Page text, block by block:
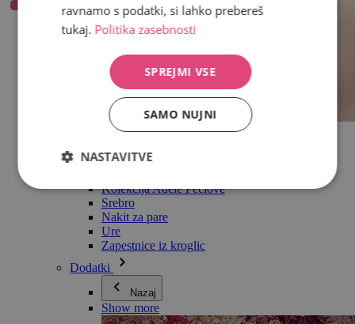
Vse v kategoriji Nakit
Zapestnice
Kolekcija Adéle Pečlové
Srebro
Nakit za pare
Ure
Zapestnice iz kroglic
Dodatki
Nazaj
Show more
ravnamo s podatki, si lahko prebereš
tukaj. Politika zasebnosti
SPREJMI VSE
SAMO NUJNI
NASTAVITVE